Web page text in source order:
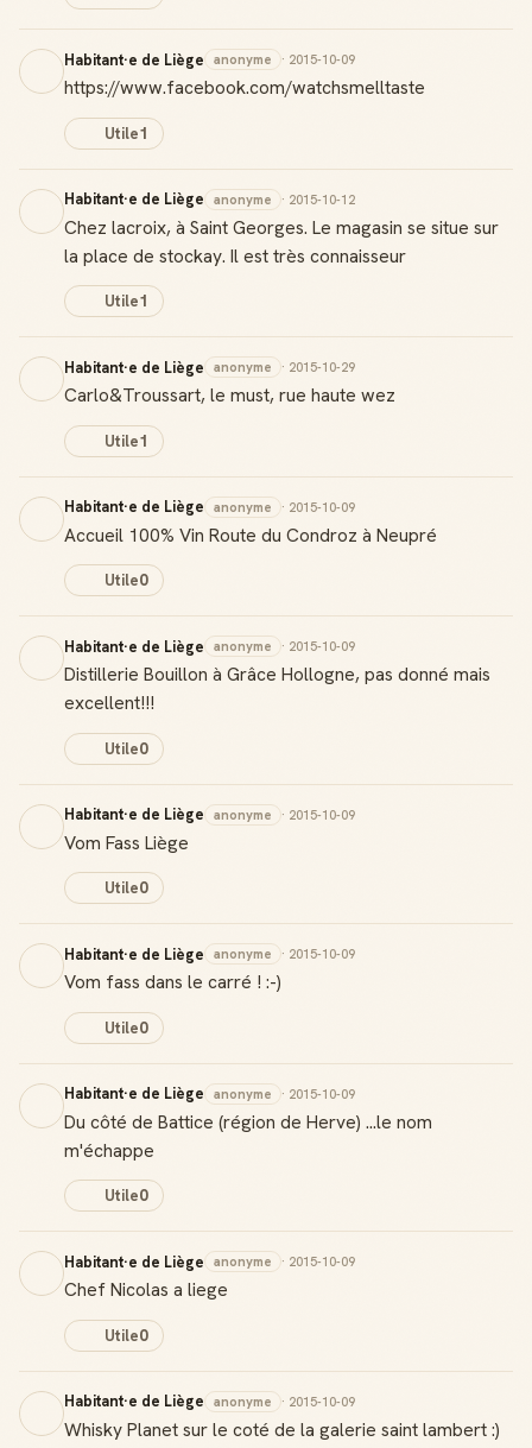
Habitant·e de Liège anonyme · 2015-10-09
https://www.facebook.com/watchsmelltaste
Utile1
Habitant·e de Liège anonyme · 2015-10-12
Chez lacroix, à Saint Georges. Le magasin se situe sur
la place de stockay. Il est très connaisseur
Utile1
Habitant·e de Liège anonyme · 2015-10-29
Carlo&Troussart, le must, rue haute wez
Utile1
Habitant·e de Liège anonyme · 2015-10-09
Accueil 100% Vin Route du Condroz à Neupré
Utile0
Habitant·e de Liège anonyme · 2015-10-09
Distillerie Bouillon à Grâce Hollogne, pas donné mais
excellent!!!
Utile0
Habitant·e de Liège anonyme · 2015-10-09
Vom Fass Liège
Utile0
Habitant·e de Liège anonyme · 2015-10-09
Vom fass dans le carré ! :-)
Utile0
Habitant·e de Liège anonyme · 2015-10-09
Du côté de Battice (région de Herve) ...le nom
m'échappe
Utile0
Habitant·e de Liège anonyme · 2015-10-09
Chef Nicolas a liege
Utile0
Habitant·e de Liège anonyme · 2015-10-09
Whisky Planet sur le coté de la galerie saint lambert :)